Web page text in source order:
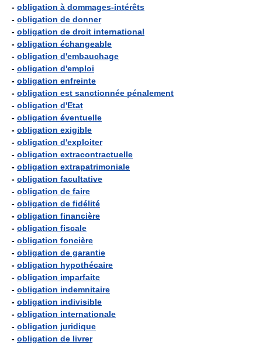
- obligation à dommages-intérêts
- obligation de donner
- obligation de droit international
- obligation échangeable
- obligation d'embauchage
- obligation d'emploi
- obligation enfreinte
- obligation est sanctionnée pénalement
- obligation d'Etat
- obligation éventuelle
- obligation exigible
- obligation d'exploiter
- obligation extracontractuelle
- obligation extrapatrimoniale
- obligation facultative
- obligation de faire
- obligation de fidélité
- obligation financière
- obligation fiscale
- obligation foncière
- obligation de garantie
- obligation hypothécaire
- obligation imparfaite
- obligation indemnitaire
- obligation indivisible
- obligation internationale
- obligation juridique
- obligation de livrer